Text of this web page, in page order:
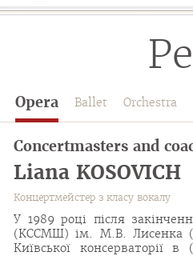
Opera Ballet Orchestra
Concertmasters and
Liana KOSOVICH
Концертмейстер з класу вокалу
У 1989 році після
(КССМШ) ім. М.В. Лисенка
Київської консерваторії